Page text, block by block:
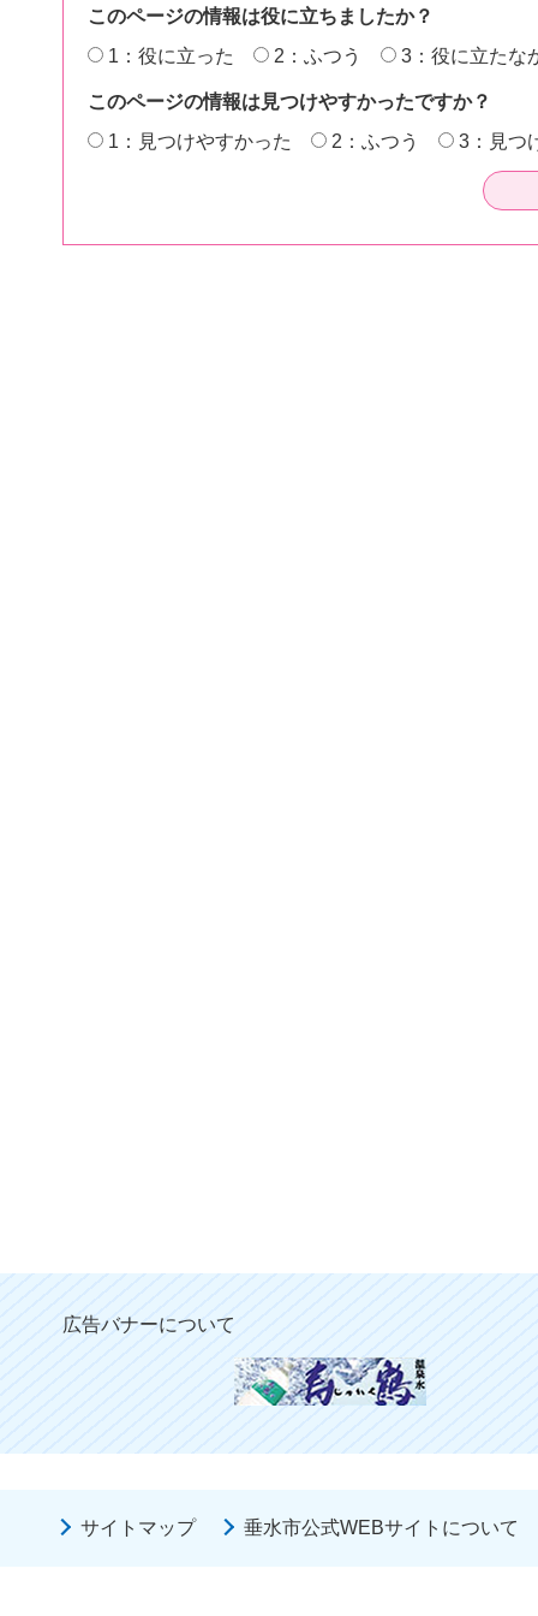
このページの情報は役に立ちましたか？
1：役に立った
2：ふつう 3：役に立たな
このページの情報は見つけやすかったですか？
1：見つけやすかった
2：ふつう 3：見つ
広告バナーについて
サイトマップ 垂水市公式WEBサイトについて